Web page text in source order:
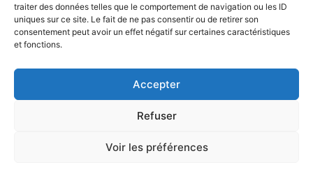
traiter des données telles que le comportement de navigation ou les ID
uniques sur ce site. Le fait de ne pas consentir ou de retirer son
consentement peut avoir un effet négatif sur certaines caractéristiques
et fonctions.
Accepter
Refuser
Voir les préférences
Auditeur logement Binche
7130 Binche